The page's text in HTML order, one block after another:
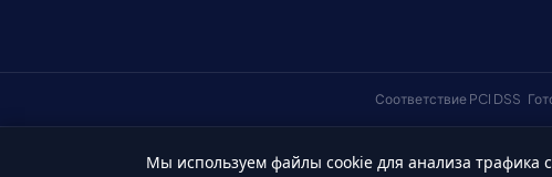
Соответствие PCI DSS
© Авторские права 2026 HotelSync. Все права защищены.
Мы используем файлы cookie для анализа трафика